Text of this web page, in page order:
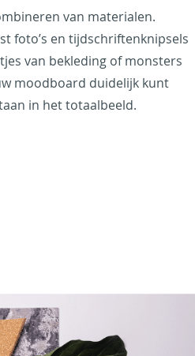
van materialen.
foto’s en tijdschriftenknipsels
van bekleding of monsters
moodboard duidelijk kunt
in het totaalbeeld.